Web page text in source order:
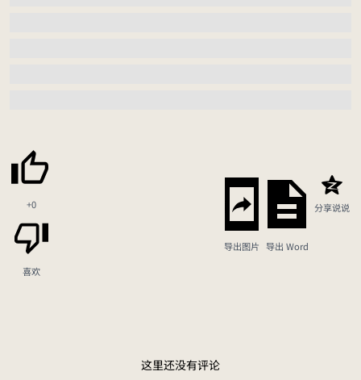
+0
喜欢
导出图片 导出 Word
分享说说
这里还没有评论